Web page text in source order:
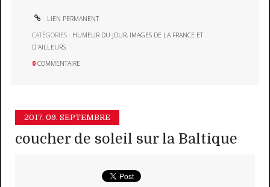
LIEN PERMANENT
CATÉGORIES : HUMEUR DU JOUR, IMAGES DE LA FRANCE ET
D'AILLEURS
0 COMMENTAIRE
2017. 09. SEPTEMBRE
coucher de soleil sur la Baltique